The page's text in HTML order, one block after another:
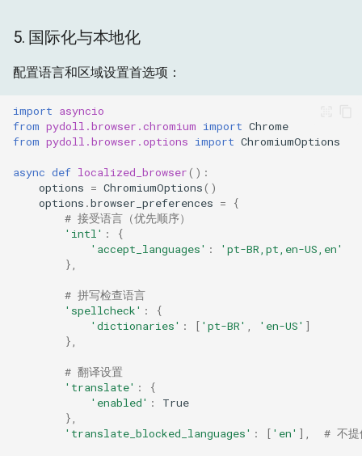
5. 国际化与本地化
配置语言和区域设置首选项：
import asyncio
from pydoll.browser.chromium import Chrome
from pydoll.browser.options import ChromiumOptions
async def localized_browser():
options = ChromiumOptions()
options .browser_preferences =
{
# 接受语言（优先顺序）
'intl' :
{
'accept_languages' :
'pt-BR,pt,en-US,en'
},
# 拼写检查语言
'spellcheck' :
{
'dictionaries' : [ 'pt-BR' , 'en-US' ]
},
# 翻译设置
'translate' :
{
'enabled' :
True
},
'translate_blocked_languages' : [ 'en' ], # 不提